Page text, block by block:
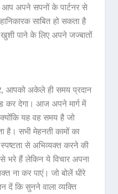
अपने सपनों के पार्टनर से
साबित हो सकता है
पाने के लिए अपने जज्बातों
आपको अकेले ही समय प्रदान
कर देगा। आज अपने मार्ग में
यह वह समय है जो
सभी मेहनती कामों का
से अभिव्यक्त करने की
भरे हैं लेकिन ये विचार अपना
ना कर पाएं। जो बोलें धीरे
दें कि सुनने वाला व्यक्ति